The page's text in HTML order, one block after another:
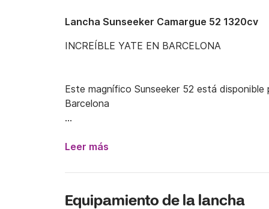
Lancha Sunseeker Camargue 52 1320cv
INCREÍBLE YATE EN BARCELONA
Este magnífico Sunseeker 52 está
Barcelona
a las diferentes y bonitas playas
Confort y comodidad del yate, que harán
Leer más
Equipamiento de la lancha